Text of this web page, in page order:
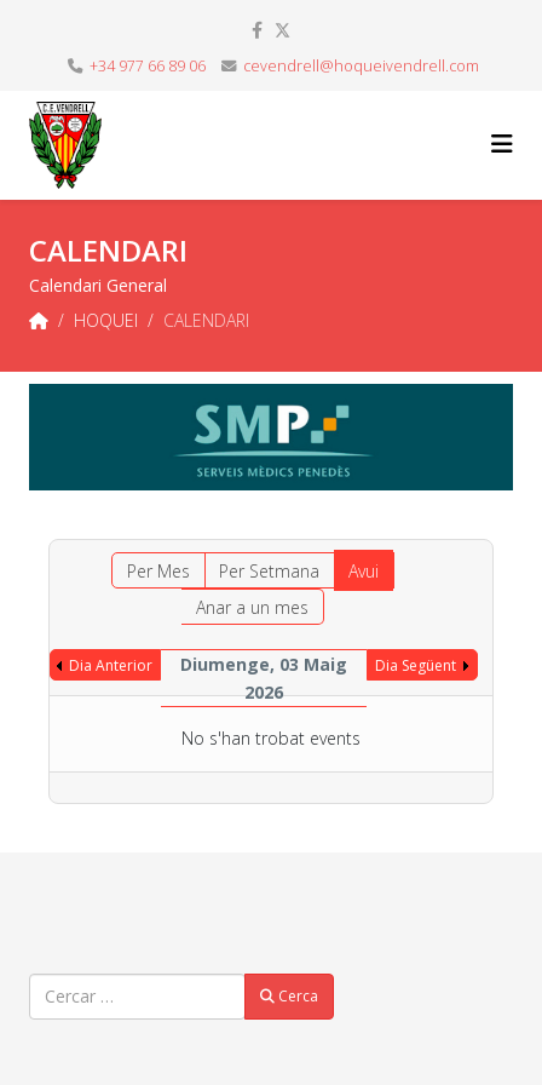
+34 977 66 89 06 cevendrell@hoqueivendrell.com
CALENDARI
Calendari General
HOQUEI
CALENDARI
Per Mes Per Setmana
Avui
Anar a un mes
Dia Anterior
Diumenge, 03 Maig
2026
Dia Següent
No s'han trobat events
Cercar Cerca